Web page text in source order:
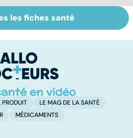
Tout savoir sur
les virus
les fiches santé
PRODUIT
LE MAG DE LA SANTÉ
MÉDICAMENTS